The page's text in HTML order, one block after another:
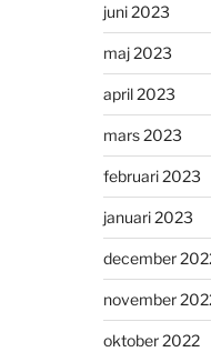
juni 2023
maj 2023
april 2023
mars 2023
februari 2023
januari 2023
december
november
oktober 2022